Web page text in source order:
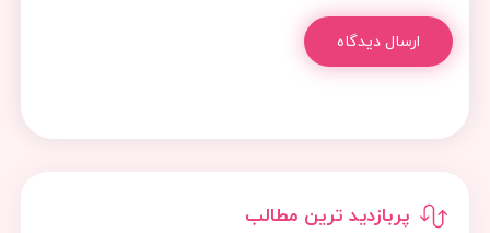
پربازدید ترین مطالب
ارسال دیدگاه